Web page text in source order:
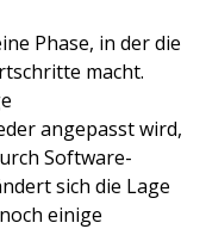
Phase, in der die
macht.
angepasst wird,
Software-
sich die Lage
einige